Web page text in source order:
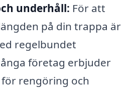
underhåll: För att
på din trappa är
regelbundet
företag erbjuder
för rengöring och